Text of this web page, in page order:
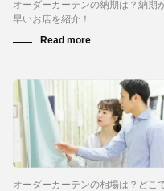
オーダーカーテンの納期は？納期
早いお店を紹介！
オーダーカーテンの相場は？どこ